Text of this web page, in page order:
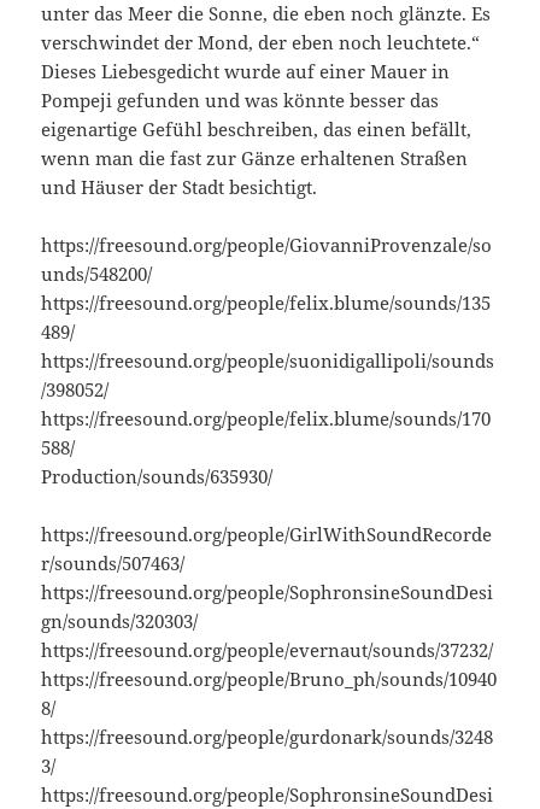
unter das Meer die Sonne, die eben noch glänzte. Es
verschwindet der Mond, der eben noch leuchtete.“
Dieses Liebesgedicht wurde auf einer Mauer in
Pompeji gefunden und was könnte besser das
eigenartige Gefühl beschreiben, das einen befällt,
wenn man die fast zur Gänze erhaltenen Straßen
und Häuser der Stadt besichtigt.
https://freesound.org/people/GiovanniProvenzale/so
unds/548200/
https://freesound.org/people/felix.blume/sounds/135
489/
https://freesound.org/people/suonidigallipoli/sounds
/398052/
https://freesound.org/people/felix.blume/sounds/170
588/
Production/sounds/635930/
https://freesound.org/people/GirlWithSoundRecorde
r/sounds/507463/
https://freesound.org/people/SophronsineSoundDesi
gn/sounds/320303/
https://freesound.org/people/evernaut/sounds/37232/
https://freesound.org/people/Bruno_ph/sounds/10940
8/
https://freesound.org/people/gurdonark/sounds/3248
3/
https://freesound.org/people/SophronsineSoundDesi